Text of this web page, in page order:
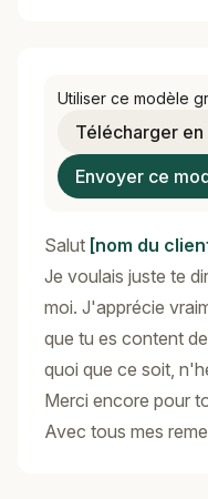
Utiliser ce modèle
Télécharger en
Envoyer ce
Salut [nom du
Je voulais juste te
moi. J'apprécie
que tu es content
quoi que ce soit,
Merci encore pour
Avec tous mes